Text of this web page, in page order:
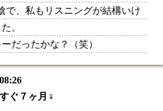
で、私もリスニングが結構いけ
。
だったかな？（笑）
08:26
ぐ７ヶ月♀